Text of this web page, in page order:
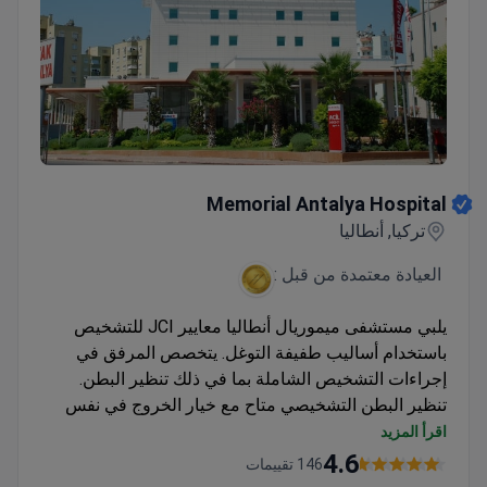
Memorial Antalya Hospital
تركيا, أنطاليا
العيادة معتمدة من قبل :
يلبي مستشفى ميموريال أنطاليا معايير JCI للتشخيص
باستخدام أساليب طفيفة التوغل. يتخصص المرفق في
إجراءات التشخيص الشاملة بما في ذلك تنظير البطن.
تنظير البطن التشخيصي متاح مع خيار الخروج في نفس
اليوم
تعداد الدم الكامل مشمول في باقات التشخيص
اقرأ المزيد
4.6146 تقييمات